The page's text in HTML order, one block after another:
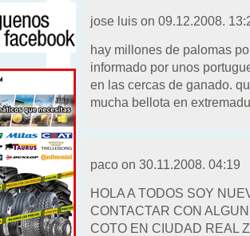
jose luis on 09.12.2008.
hay millones de palomas
informado por unos
en las cercas de ganado.
mucha bellota en
paco on 30.11.2008. 04:19
HOLA A TODOS SOY
CONTACTAR CON
COTO EN CIUDAD REAL